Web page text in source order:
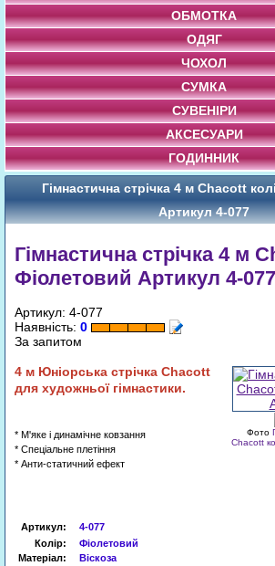
ОБМОТКА
ОДЯГ
ЧОХОЛ
СУМКА
СУВЕНІРИ
АКСЕСУАРИ
ГОДИННИК
Гімнастична стрічка 4 м Chacott
Артикул 4-077
Гімнастична стрічка 4 м
Фіолетовий Артикул 4-077
Артикул: 4-077
Наявність: 0
За запитом
Фото
Chacott
4 м Юніорська стрічка Chacott
для художньої гімнастики.
* М'яке і динамічне ковзання
* Спеціальне плетіння
* Анти-статичний ефект
Артикул:
4-077
Колір:
Фіолетовий
Матеріал:
Віскоза